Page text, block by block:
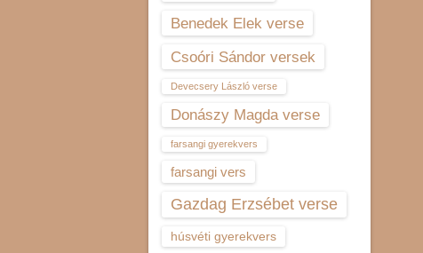
Benedek Elek verse
Csoóri Sándor versek
Devecsery László verse
Donászy Magda verse
farsangi gyerekvers
farsangi vers
Gazdag Erzsébet verse
húsvéti gyerekvers